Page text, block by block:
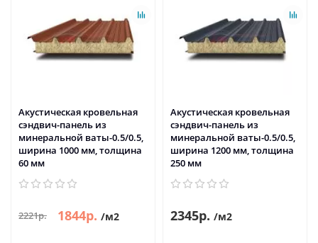
Акустическая кровельная
сэндвич-панель из
минеральной ваты-0.5/0.5,
ширина 1000 мм, толщина
60 мм
2221р. 1844р. /м2
Акустическая кровельная
сэндвич-панель из
минеральной ваты-0.5/0.5,
ширина 1200 мм, толщина
250 мм
2345р. /м2